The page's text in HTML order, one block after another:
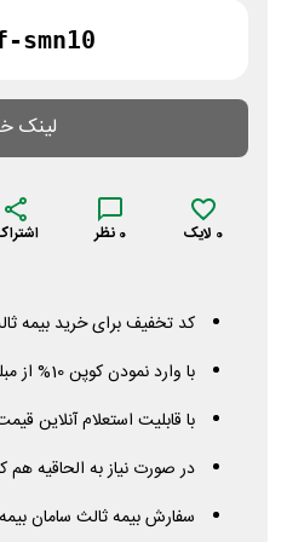
smn10
لینک
0 لایک 0 نظر
کد تخفیف برای خرید بیمه
با وارد نمودن کوپن 10% از مبلغ قابل پرداخت کسر میشود
با قابلیت استعلام آنلاین
در صورت نیاز به الحاقیه
سفارش بیمه ثالث سامان